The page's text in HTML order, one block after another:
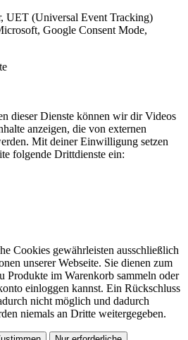
UET (Universal Event Tracking)
Google Consent Mode,
dieser Dienste können wir dir Videos
anzeigen, die von externen
Mit deiner Einwilligung setzen
folgende Drittdienste ein:
Cookies gewährleisten ausschließlich
unserer Webseite. Sie dienen zum
Produkte im Warenkorb sammeln oder
einloggen kannst. Ein Rückschluss
nicht möglich und dadurch
niemals an Dritte weitergegeben.